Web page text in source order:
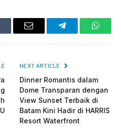
Email Telegram
NEXT ARTICLE
Dinner Romantis dalam
Dome Transparan dengan
View Sunset Terbaik di
Batam Kini Hadir di HARRIS
Resort Waterfront